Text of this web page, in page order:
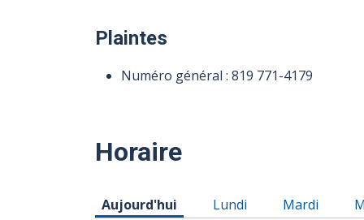
Plaintes
Numéro général : 819 771-4179
Horaire
Horaire du Dimanche 09 août 2026
Aujourd'hui Horaire du Lundi 10
Lundi Horaire du
Mardi